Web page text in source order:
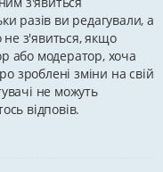
разів ви редагували, а
не з'явиться, якщо
або модератор, хоча
зроблені зміни на свій
не можуть
відповів.